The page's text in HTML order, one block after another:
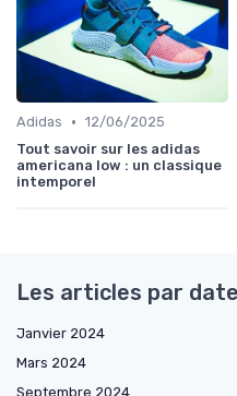
Adidas • 12/06/2025
Tout savoir sur les adidas
americana low : un classique
intemporel
Les articles par date
Janvier 2024
Mars 2024
Septembre 2024